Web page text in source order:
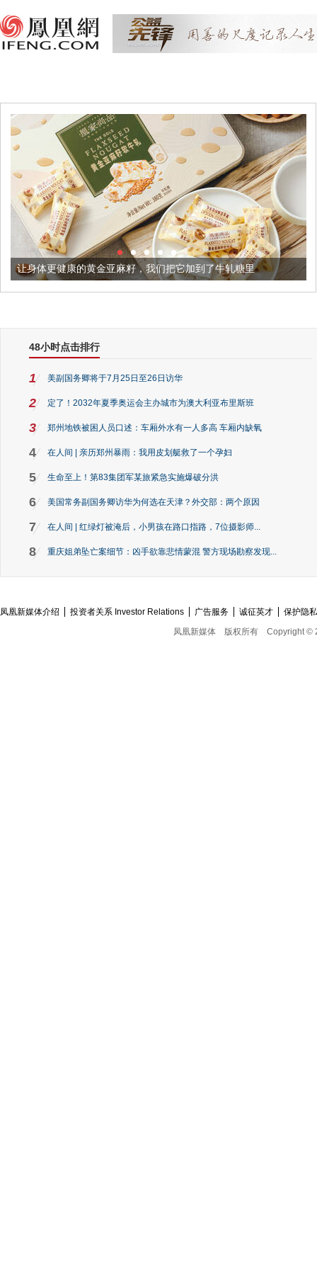
的黄金亚麻籽，我们把它加到了牛轧糖里 被列入佛家七
48小时点击排行
1 美副国务卿将于7月25日至26日访华
2 定了！2032年夏季奥运会主办城市为澳大利亚布里斯班
3 郑州地铁被困人员口述：车厢外水有一人多高 车厢内缺氧
4 在人间 | 亲历郑州暴雨：我用皮划艇救了一个孕妇
5 生命至上！第83集团军某旅紧急实施爆破分洪
6 美国常务副国务卿访华为何选在天津？外交部：两个原因
7 在人间 | 红绿灯被淹后，小男孩在路口指路，7位摄影师...
8 重庆姐弟坠亡案细节：凶手欲靠悲情蒙混 警方现场勘察发现...
凤凰新媒体介绍 投资者关系 Investor Relations 广告服务 诚征英才
保护隐
凤凰新媒体
版权所有 Copyright ©